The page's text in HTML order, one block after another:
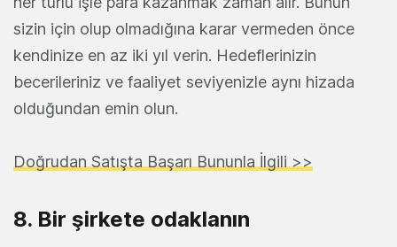
sizin için olup olmadığına karar vermeden önce
kendinize en az iki yıl verin. Hedeflerinizin
becerileriniz ve faaliyet seviyenizle aynı hizada
olduğundan emin olun.
Doğrudan Satışta Başarı Bununla İlgili >>
8. Bir şirkete odaklanın